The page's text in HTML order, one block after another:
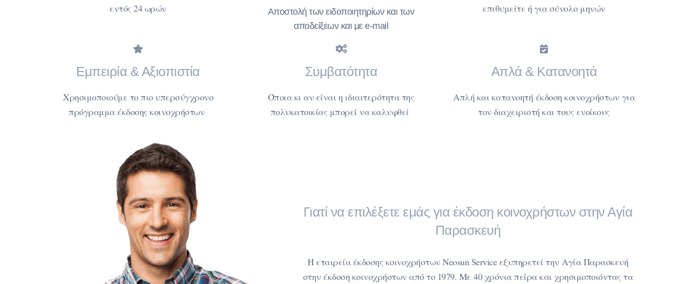
εντός 24 ωρών
Αποστολή των ειδοποιητηρίων και των
αποδείξεων και με e-mail
επιθυμείτε ή για σύνολο μηνών
Εμπειρία & Αξιοπιστία
Χρησιμοποιούμε το πιο υπερσύγχρονο
πρόγραμμα έκδοσης κοινοχρήστων
Συμβατότητα
Όποια κι αν είναι η ιδιαιτερότητα της
πολυκατοικίας μπορεί να καλυφθεί
Απλά & Κατανοητά
Απλή και κατανοητή έκδοση κοινοχρήστων για
τον διαχειριστή και τους ενοίκους
Γιατί να επιλέξετε εμάς για έκδοση κοινοχρήστων στην Αγία
Παρασκευή
Η εταιρεία έκδοσης κοινοχρήστων Neosun Service εξυπηρετεί την Αγία Παρασκευή
στην έκδοση κοινοχρήστων από το 1979. Με 40 χρόνια πείρα και χρησιμοποιόντας τα